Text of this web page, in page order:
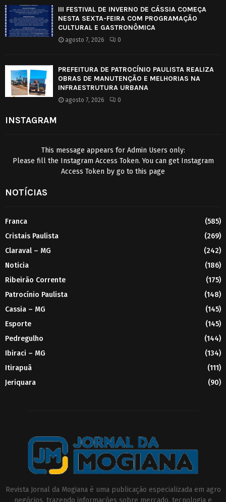
III FESTIVAL DE INVERNO DE CÁSSIA COMEÇA
NESTA SEXTA-FEIRA COM PROGRAMAÇÃO
CULTURAL E GASTRONÔMICA
agosto 7, 2026 0
PREFEITURA DE PATROCÍNIO PAULISTA REALIZA
OBRAS DE MANUTENÇÃO E MELHORIAS NA
INFRAESTRUTURA URBANA
agosto 7, 2026 0
INSTAGRAM
This message appears for Admin Users only:
Please fill the Instagram Access Token. You can get Instagram
Access Token by go to this page
NOTÍCIAS
Franca
(585)
Cristais Paulista
(269)
Claraval – MG
(242)
Noticia
(186)
Ribeirão Corrente
(175)
Patrocínio Paulista
(148)
Cassia – MG
(145)
Esporte
(145)
Pedregulho
(144)
Ibiraci – MG
(134)
Itirapuã
(111)
Jeriquara
(90)
Revista Jornal da Mogiana é uma publicação especializada em agro
negócios, trazendo informações sobre mercado, tecnologia e